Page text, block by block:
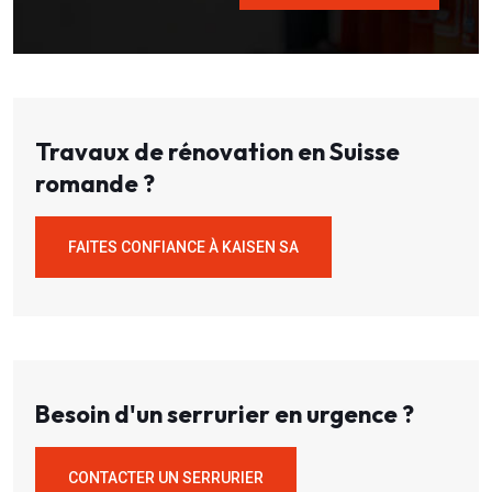
Travaux de rénovation en Suisse
romande ?
FAITES CONFIANCE À KAISEN SA
Besoin d'un serrurier en urgence ?
CONTACTER UN SERRURIER